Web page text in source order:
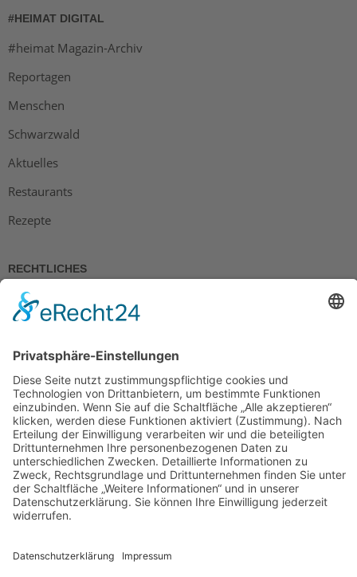
#HEIMAT DIGITAL
#heimat Magazin-Archiv
Reportagen
Menschen
Schwarzwald
Aktuelles
Restaurants
Rezepte
RECHTLICHES
Impressum
Datenschutz
AGB
Widerrufsbelehrung
Bankdaten